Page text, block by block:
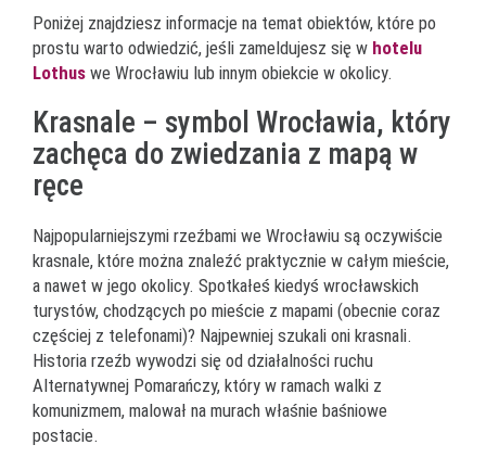
Poniżej znajdziesz informacje na temat obiektów, które po
prostu warto odwiedzić, jeśli zameldujesz się w hotelu
Lothus we Wrocławiu lub innym obiekcie w okolicy.
Krasnale – symbol Wrocławia, który
zachęca do zwiedzania z mapą w
ręce
Najpopularniejszymi rzeźbami we Wrocławiu są oczywiście
krasnale, które można znaleźć praktycznie w całym mieście,
a nawet w jego okolicy. Spotkałeś kiedyś wrocławskich
turystów, chodzących po mieście z mapami (obecnie coraz
częściej z telefonami)? Najpewniej szukali oni krasnali.
Historia rzeźb wywodzi się od działalności ruchu
Alternatywnej Pomarańczy, który w ramach walki z
komunizmem, malował na murach właśnie baśniowe
postacie.